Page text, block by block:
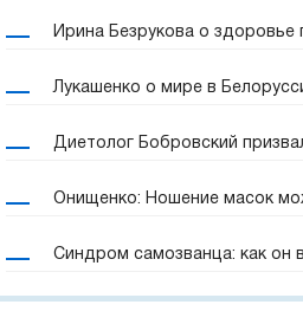
Ирина Безрукова о здоровье
Лукашенко о мире в
Диетолог Бобровский
Онищенко: Ношение масок
Синдром самозванца: как он